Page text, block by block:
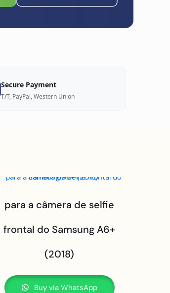
Secure Payment
T/T, PayPal, Western Union
para a câmera de selfie
frontal do Samsung A6+
(2018)
Buy via WhatsApp